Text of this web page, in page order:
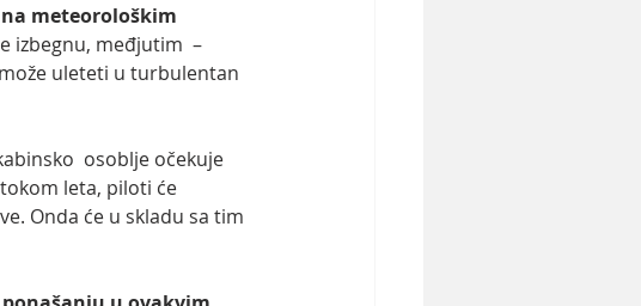
meteorološkim
izbegnu, međjutim  –
uleteti u turbulentan
osoblje očekuje
leta, piloti će
Onda će u skladu sa tim